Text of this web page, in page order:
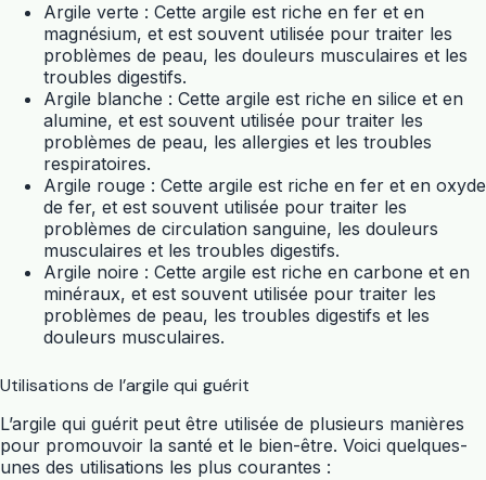
Argile verte : Cette argile est riche en fer et en
magnésium, et est souvent utilisée pour traiter les
problèmes de peau, les douleurs musculaires et les
troubles digestifs.
Argile blanche : Cette argile est riche en silice et en
alumine, et est souvent utilisée pour traiter les
problèmes de peau, les allergies et les troubles
respiratoires.
Argile rouge : Cette argile est riche en fer et en oxyde
de fer, et est souvent utilisée pour traiter les
problèmes de circulation sanguine, les douleurs
musculaires et les troubles digestifs.
Argile noire : Cette argile est riche en carbone et en
minéraux, et est souvent utilisée pour traiter les
problèmes de peau, les troubles digestifs et les
douleurs musculaires.
Utilisations de l’argile qui guérit
L’argile qui guérit peut être utilisée de plusieurs manières
pour promouvoir la santé et le bien-être. Voici quelques-
unes des utilisations les plus courantes :